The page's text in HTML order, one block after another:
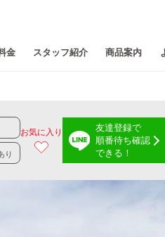
金 スタッフ紹介 商品案内
り
お気に入り
友達登録で
順番待ち確認
できる！